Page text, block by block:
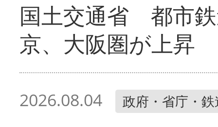
国土交通省 都市
京、大阪圏が上昇
2026.08.04 政府・省庁・